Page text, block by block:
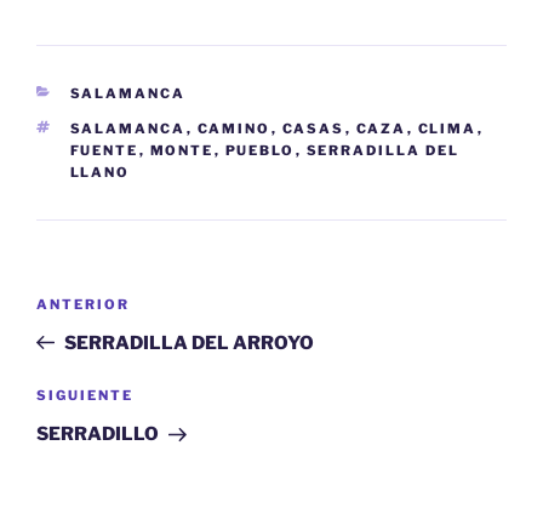
CATEGORÍAS
SALAMANCA
ETIQUETAS
SALAMANCA , CAMINO , CASAS , CAZA , CLIMA ,
FUENTE , MONTE , PUEBLO , SERRADILLA DEL
LLANO
entradas
Entrada
anterior:
ANTERIOR
SERRADILLA DEL ARROYO
Siguiente
entrada
SIGUIENTE
SERRADILLO